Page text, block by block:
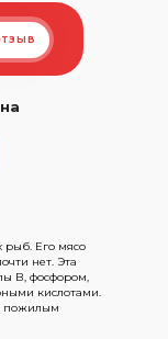
рыб. Его мясо
нет. Эта
В, фосфором,
кислотами.
пожилым